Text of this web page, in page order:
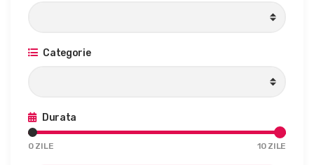
Categorie
Durata
0ZILE 10ZILE